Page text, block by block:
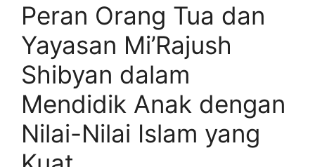
Peran Orang Tua dan
Yayasan Mi’Rajush
Shibyan dalam
Mendidik Anak dengan
Nilai-Nilai Islam yang